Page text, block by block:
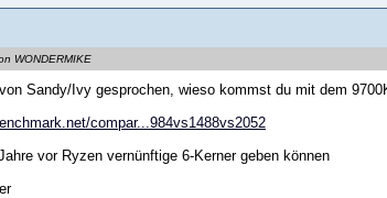
WONDERMIKE
Sandy/Ivy gesprochen, wieso kommst du mit dem
compar...984vs1488vs2052
vor Ryzen vernünftige 6-Kerner geben können